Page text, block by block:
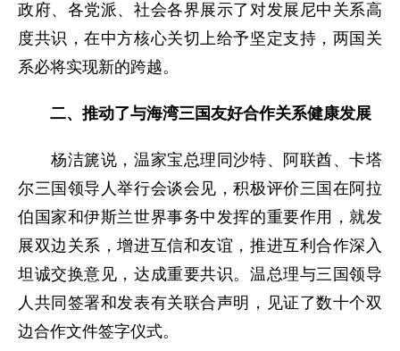
政府、各党派、社会各界展示了对发展尼中关系高
度共识，在中方核心关切上给予坚定支持，两国关
系必将实现新的跨越。
二、推动了与海湾三国友好合作关系健康发展
杨洁篪说，温家宝总理同沙特、阿联酋、卡塔
尔三国领导人举行会谈会见，积极评价三国在阿拉
伯国家和伊斯兰世界事务中发挥的重要作用，就发
展双边关系，增进互信和友谊，推进互利合作深入
坦诚交换意见，达成重要共识。温总理与三国领导
人共同签署和发表有关联合声明，见证了数十个双
边合作文件签字仪式。